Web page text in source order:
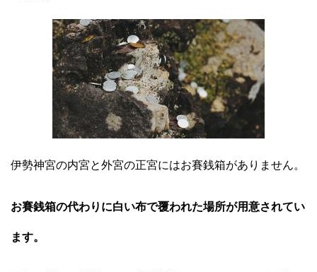
伊勢神宮の内宮と外宮の正宮にはお賽銭箱がありません。
お賽銭箱の代わりに白い布で覆われた場所が用意されてい
ます。